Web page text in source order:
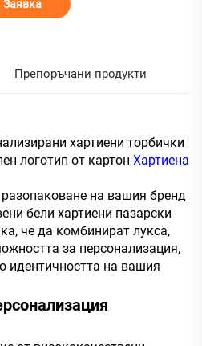
Заявка
Препоръчани продукти
хартиени торбички
логотип от картон Хартиена
на вашия бренд
бели хартиени пазарски
че да комбинират лукса,
за персонализация,
идентичността на вашия